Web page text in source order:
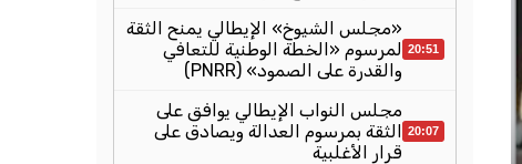
20:51
«مجلس الشيوخ» الإيطالي يمنح الثقة
لمرسوم «الخطة الوطنية للتعافي
والقدرة على الصمود» (PNRR)
20:07
مجلس النواب الإيطالي يوافق على
الثقة بمرسوم العدالة ويصادق على
قرار الأغلبية